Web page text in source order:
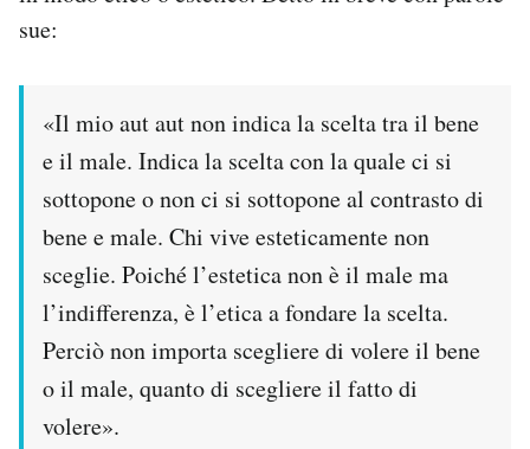
sue:
«Il mio aut aut non indica la scelta tra il bene
e il male. Indica la scelta con la quale ci si
sottopone o non ci si sottopone al contrasto di
bene e male. Chi vive esteticamente non
sceglie. Poiché l’estetica non è il male ma
l’indifferenza, è l’etica a fondare la scelta.
Perciò non importa scegliere di volere il bene
o il male, quanto di scegliere il fatto di
volere».